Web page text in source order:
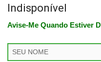
Indisponível
Avise-Me Quando Estiver